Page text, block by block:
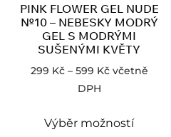
PINK FLOWER GEL NUDE
№10 – NEBESKY MODRÝ
GEL S MODRÝMI
SUŠENÝMI KVĚTY
299 Kč – 599 Kč včetně
DPH
Výběr možností